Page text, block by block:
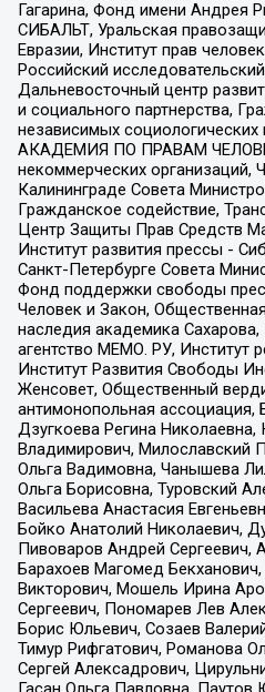
Гагарина, Фонд имени Андрея
СИБАЛЬТ, Уральская
Евразии, Институт прав
Российский
Дальневосточный центр
и социального партнерства,
независимых социологических
АКАДЕМИЯ ПО ПРАВАМ
некоммерческих организаций,
Калининграде Совета
Гражданское содействие,
Центр Защиты Прав Средств
Институт развития прессы -
Санкт-Петербурге Совета
Фонд поддержки свободы
Человек и Закон,
наследия академика
агентство МЕМО. РУ, Институт
Институт Развития Свободы
Женсовет, Общественный
антимонопольная ассоциация,
Дзугкоева Регина Николаевна,
Владимирович, Милославский
Ольга Вадимовна, Чанышева
Ольга Борисовна, Туровский
Васильева Анастасия
Бойко Анатолий Николаевич,
Пивоваров Андрей Сергеевич,
Барахоев Магомед
Викторович, Мошель Ирина
Сергеевич, Пономарев Лев
Борис Юльевич, Созаев
Тимур Рифгатович, Романова
Сергей Алексадрович,